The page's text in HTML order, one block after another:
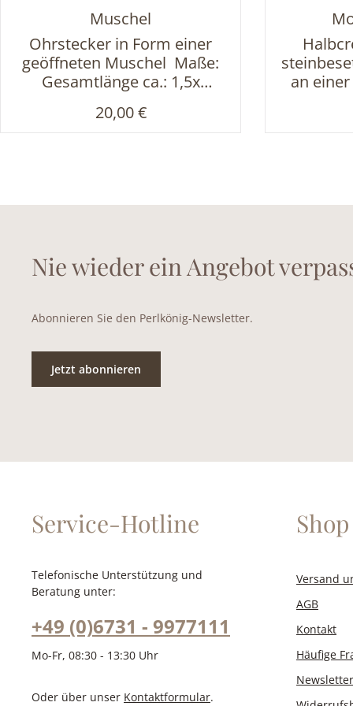
Muschel
Ohrstecker in Form einer
geöffneten Muschel Maße:
Gesamtlänge ca.: 1,5x
ca. 0,6 cm
Regulärer Preis:
20,00 €
an
1,4
Nie wieder ein Angebot
Abonnieren Sie den Perlkönig-Newsletter.
Jetzt abonnieren
Service-Hotline
Telefonische Unterstützung und
Beratung unter:
+49 (0)6731 - 9977111
Mo-Fr, 08:30 - 13:30 Uhr
Oder über unser Kontaktformular.
Versand
AGB
Kontakt
Häufige
Newsletter